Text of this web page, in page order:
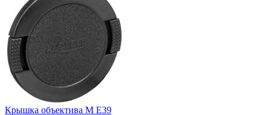
Крышка объектива M E39